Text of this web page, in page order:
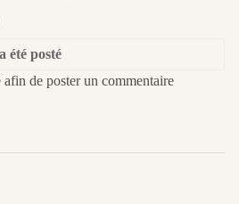
été posté
de poster un commentaire